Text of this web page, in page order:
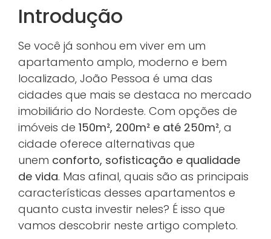
Introdução
Se você já sonhou em viver em um
apartamento amplo, moderno e bem
localizado, João Pessoa é uma das
cidades que mais se destaca no mercado
imobiliário do Nordeste. Com opções de
imóveis de 150m², 200m² e até 250m², a
cidade oferece alternativas que
unem conforto, sofisticação e qualidade
de vida. Mas afinal, quais são as principais
características desses apartamentos e
quanto custa investir neles? É isso que
vamos descobrir neste artigo completo.